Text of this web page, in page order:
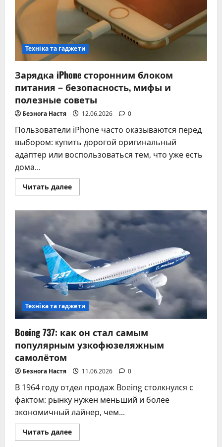
чатов,
истории,
фото
реальный
опыт
Техніка та гаджети
Зарядка iPhone сторонним блоком
питания – безопасность, мифы и
полезные советы
Безнога Настя 12.06.2026 0
Пользователи iPhone часто оказываются перед
выбором: купить дорогой оригинальный
адаптер или воспользоваться тем, что уже есть
дома...
Читать далееПрочитать
больше
сторонним
блоком
питания
безопасность,
мифы
и
полезные
советы
Техніка та гаджети
Boeing 737: как он стал самым
популярным узкофюзеляжным
самолётом
Безнога Настя 11.06.2026 0
В 1964 году отдел продаж Boeing столкнулся с
фактом: рынку нужен меньший и более
экономичный лайнер, чем...
Читать далееПрочитать
больше